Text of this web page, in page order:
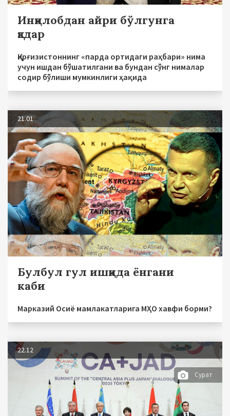
Инқилобдан айри бўлгунга
қадар
Қирғизистоннинг «парда ортидаги раҳбари» нима
учун ишдан бўшатилгани ва бундан сўнг нималар
содир бўлиши мумкинлиги ҳақида
21.01
Булбул гул ишқида ёнгани
каби
Марказий Осиё мамлакатларига МҲО хавфи борми?
22.12
Сурат